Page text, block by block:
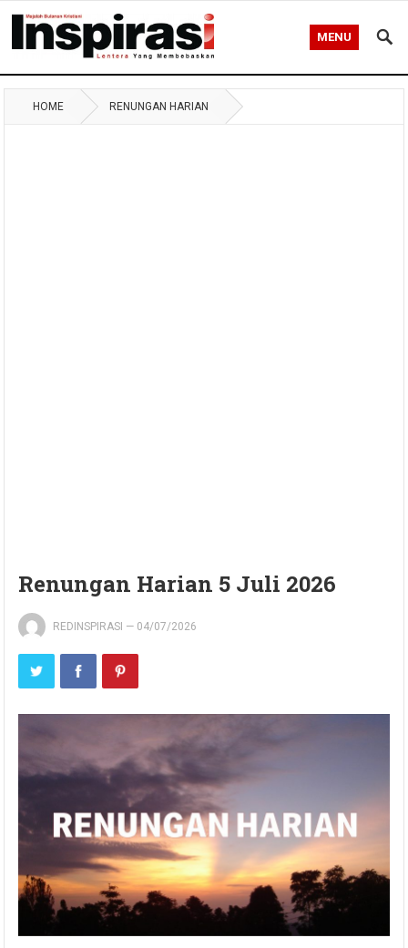
MENU
HOME RENUNGAN HARIAN
Renungan Harian 5 Juli 2026
REDINSPIRASI — 04/07/2026